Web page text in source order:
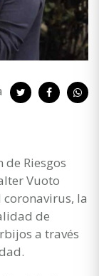
de Riesgos
Vuoto
la
de
a través